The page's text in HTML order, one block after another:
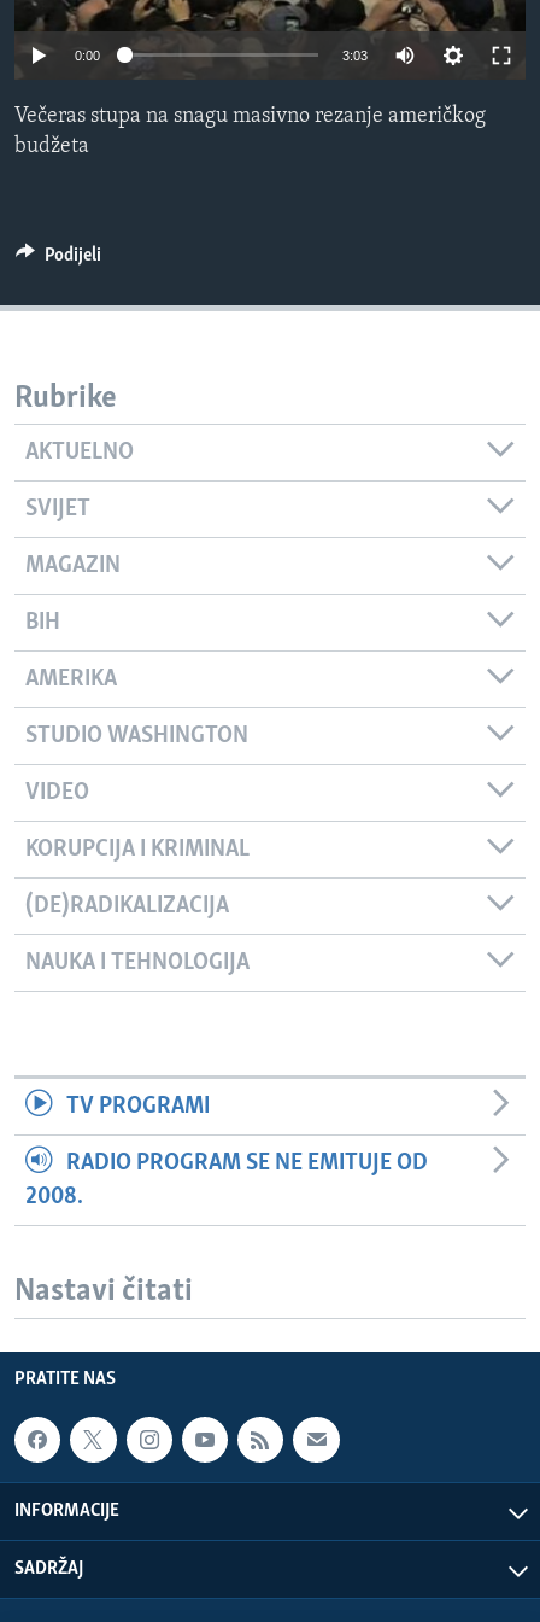
MAGAZIN
O GLASU AMERIKE
Learning English
Jezici
0:00 3:03
Večeras stupa na snagu masivno rezanje američkog
budžeta
Podijeli
Rubrike
AKTUELNO
SVIJET
MAGAZIN
BIH
AMERIKA
STUDIO WASHINGTON
VIDEO
KORUPCIJA I KRIMINAL
(DE)RADIKALIZACIJA
NAUKA I TEHNOLOGIJA
TV PROGRAMI
RADIO PROGRAM SE NE EMITUJE OD
2008.
Nastavi čitati
PRATITE NAS
INFORMACIJE
SADRŽAJ